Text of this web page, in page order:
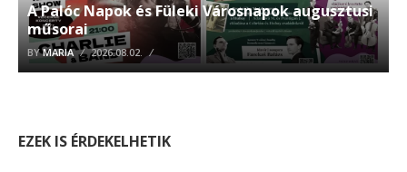
A Palóc Napok és Füleki Városnapok augusztusi
műsorai
BYMARIA 2026.08.02.
EZEK IS ÉRDEKELHETIK